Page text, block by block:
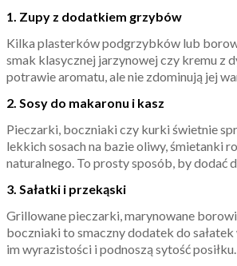
1. Zupy z dodatkiem grzybów
Kilka plasterków podgrzybków lub
smak klasycznej jarzynowej czy kremu z
potrawie aromatu, ale nie zdominują jej
2. Sosy do makaronu i kasz
Pieczarki, boczniaki czy kurki świetnie
lekkich sosach na bazie oliwy, śmietanki
naturalnego. To prosty sposób, by dodać
3. Sałatki i przekąski
Grillowane pieczarki, marynowane
boczniaki to smaczny dodatek do
im wyrazistości i podnoszą sytość posiłku.